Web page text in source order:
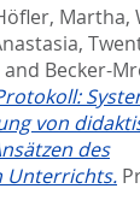
Martha,
,
and Becker-
von
des
Unterrichts.